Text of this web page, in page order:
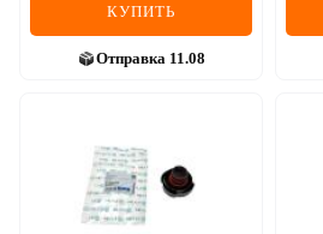
КУПИТЬ
Отправка 11.08